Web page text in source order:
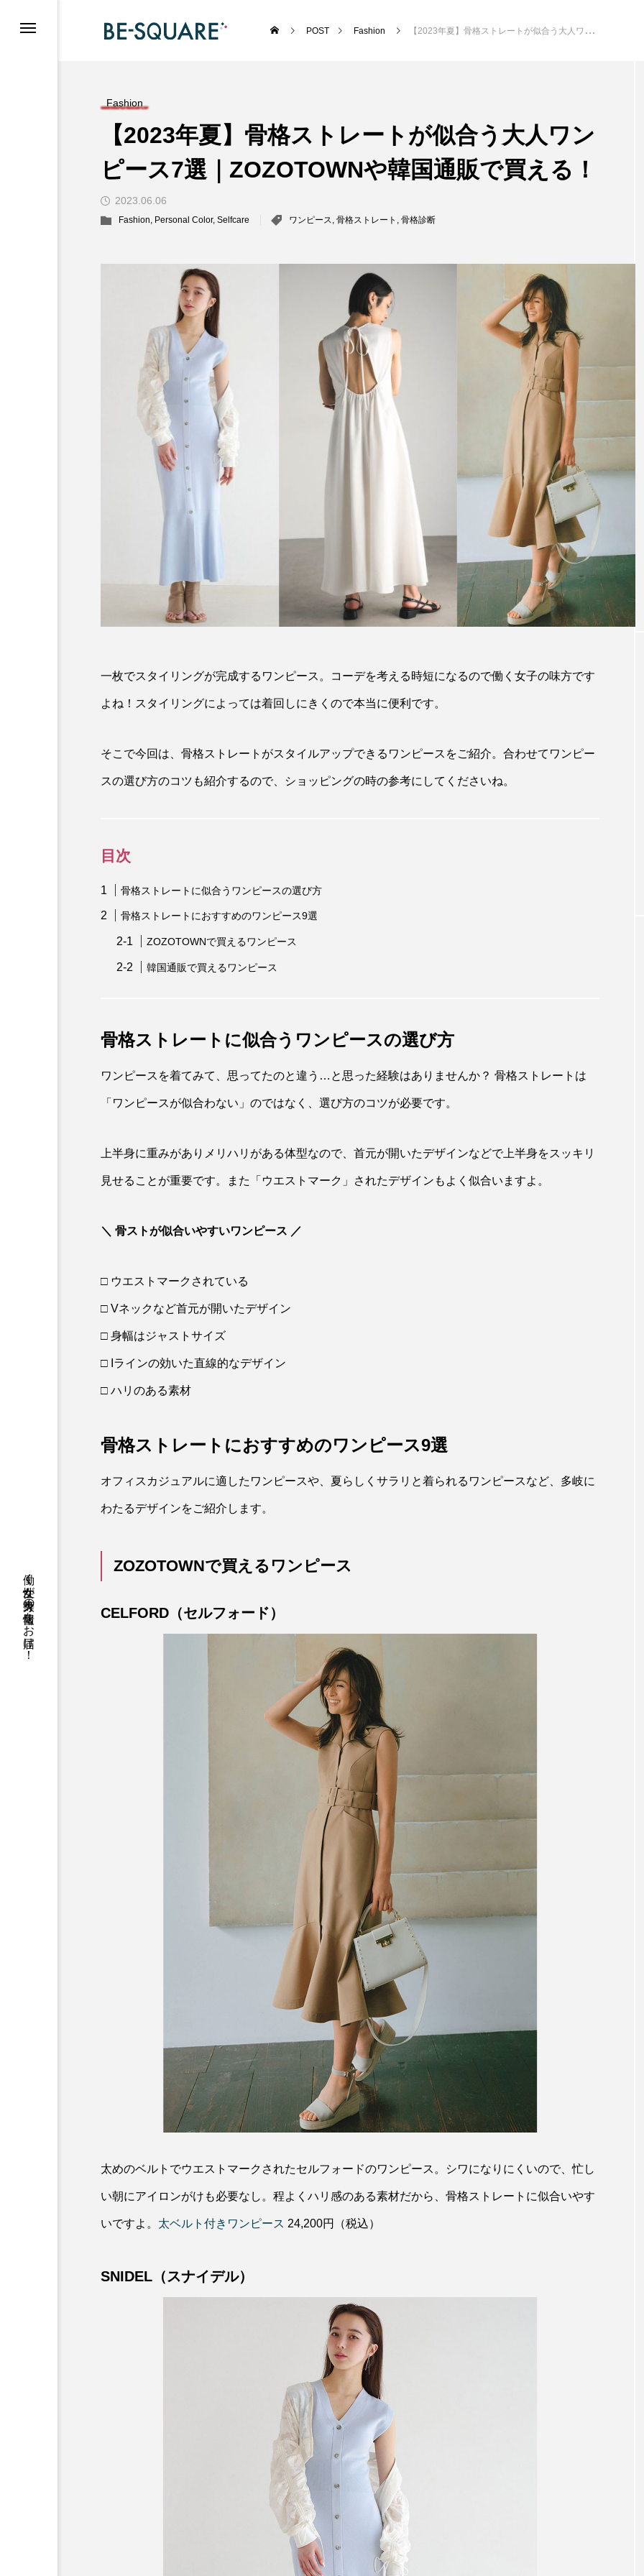
働く女性が等身大の情報をお届け！
POST Fashion 【2023年夏】骨格ストレートが似合う大人ワンピース7選｜ZOZOTOWNや韓国通販で買える！
Fashion
【2023年夏】骨格ストレートが似合う大人ワン
ピース7選｜ZOZOTOWNや韓国通販で買える！
2023.06.06
Fashion, Personal Color, Selfcare ワンピース, 骨格ストレート , 骨格診断
一枚でスタイリングが完成するワンピース。コーデを考える時短になるので働く女子の味方です
よね！スタイリングによっては着回しにきくので本当に便利です。
そこで今回は、骨格ストレートがスタイルアップできるワンピースをご紹介。合わせてワンピー
スの選び方のコツも紹介するので、ショッピングの時の参考にしてくださいね。
目次
骨格ストレートに似合うワンピースの選び方
骨格ストレートにおすすめのワンピース9選
ZOZOTOWNで買えるワンピース
韓国通販で買えるワンピース
骨格ストレートに似合うワンピースの選び方
ワンピースを着てみて、思ってたのと違う…と思った経験はありませんか？ 骨格ストレートは
「ワンピースが似合わない」のではなく、選び方のコツが必要です。
上半身に重みがありメリハリがある体型なので、首元が開いたデザインなどで上半身をスッキリ
見せることが重要です。また「ウエストマーク」されたデザインもよく似合いますよ。
＼ 骨ストが似合いやすいワンピース ／
□ ウエストマークされている
□ Vネックなど首元が開いたデザイン
□ 身幅はジャストサイズ
□ Iラインの効いた直線的なデザイン
□ ハリのある素材
骨格ストレートにおすすめのワンピース9選
オフィスカジュアルに適したワンピースや、夏らしくサラリと着られるワンピースなど、多岐に
わたるデザインをご紹介します。
ZOZOTOWNで買えるワンピース
CELFORD（セルフォード）
太めのベルトでウエストマークされたセルフォードのワンピース。シワになりにくいので、忙し
い朝にアイロンがけも必要なし。程よくハリ感のある素材だから、骨格ストレートに似合いやす
いですよ。 太ベルト付きワンピース 24,200円（税込）
SNIDEL（スナイデル）